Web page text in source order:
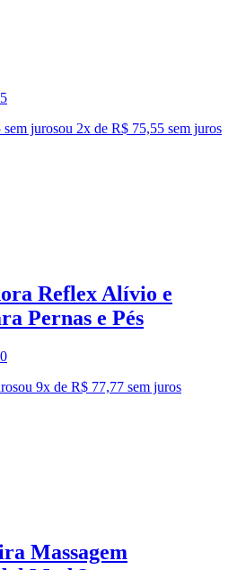
jurosou 2x de R$ 75,55 sem juros
Reflex Alívio e
Pernas e Pés
ou 9x de R$ 77,77 sem juros
Massagem